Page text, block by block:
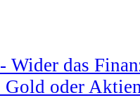
das
Gold oder